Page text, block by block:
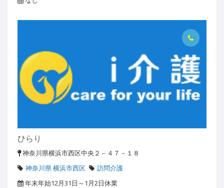
ひらり
神奈川県横浜市西区中央２－４７－１８
神奈川県 横浜市西区
訪問介護
年末年始12月31日～1月2日休業